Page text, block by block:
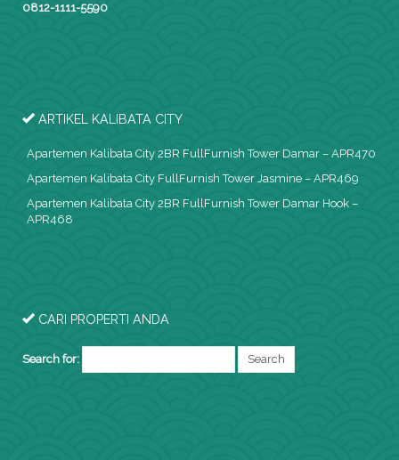
0812-1111-5590
ARTIKEL KALIBATA CITY
Apartemen Kalibata City 2BR FullFurnish Tower Damar – APR470
Apartemen Kalibata City FullFurnish Tower Jasmine – APR469
Apartemen Kalibata City 2BR FullFurnish Tower Damar Hook –
APR468
CARI PROPERTI ANDA
Search for: